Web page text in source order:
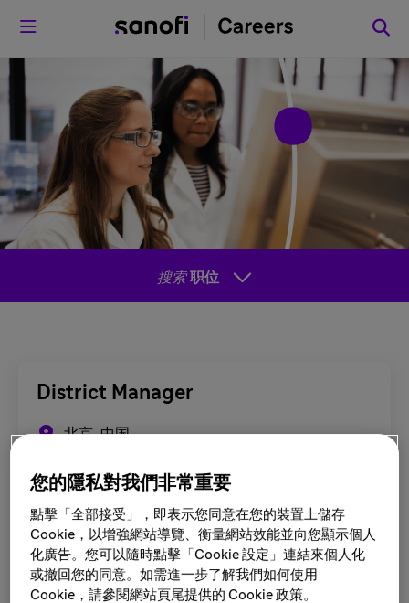
搜索 职位
District Manager
北京, 中国
Fixed Term (Fixed Term)
发布于Jul. 08, 2026
申请截止于Aug. 31, 2026
立即申请
您的隱私對我們非常重要
點擊「全部接受」，即表示您同意在您的裝置上儲存
Cookie，以增強網站導覽、衡量網站效能並向您顯示個人
化廣告。您可以隨時點擊「Cookie 設定」連結來個人化
或撤回您的同意。如需進一步了解我們如何使用
Cookie，請參閱網站頁尾提供的 Cookie 政策。